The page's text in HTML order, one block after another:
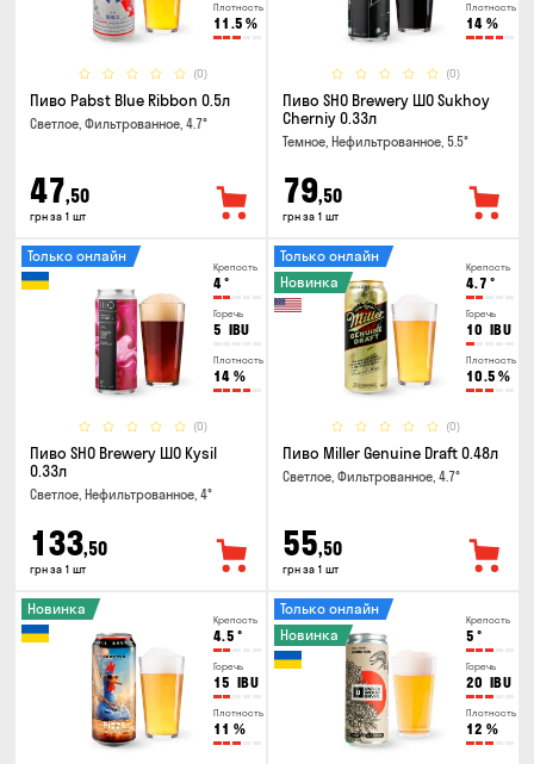
Плотность
11.5 %
(0)
Пиво Pabst Blue Ribbon 0.5л
Светлое, Фильтрованное, 4.7°
47,50
грн за 1 шт
Плотность
14 %
(0)
Пиво SHO Brewery ШО Sukhoy
Cherniy 0.33л
Темное, Нефильтрованное, 5.5°
79,50
грн за 1 шт
Крепость
4°
Горечь
5 IBU
Плотность
14 %
(0)
Только онлайн
Пиво SHO Brewery ШО Kysil
0.33л
Светлое, Нефильтрованное, 4°
133,50
грн за 1 шт
Крепость
4.7 °
Горечь
10 IBU
Плотность
10.5 %
(0)
Только онлайн
Новинка
Пиво Miller Genuine Draft 0.48л
Светлое, Фильтрованное, 4.7°
55,50
грн за 1 шт
Крепость
4.5 °
Горечь
15 IBU
Плотность
11 %
Новинка
Крепость
5 °
Горечь
20 IBU
Плотность
12 %
Только онлайн
Новинка